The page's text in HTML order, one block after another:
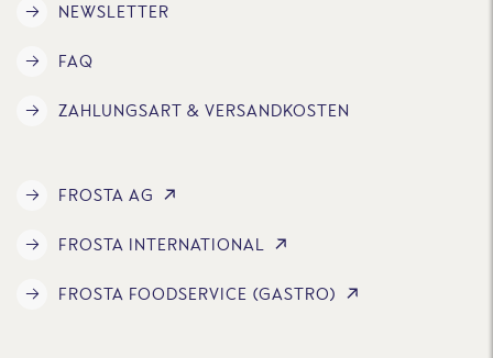
NEWSLETTER
FAQ
ZAHLUNGSART & VERSANDKOSTEN
FROSTA AG
FROSTA INTERNATIONAL
FROSTA FOODSERVICE (GASTRO)